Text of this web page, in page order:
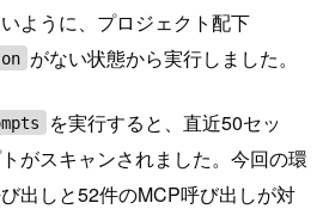
ように、プロジェクト配下
がない状態から実行しました。
を実行すると、直近50セッ
がスキャンされました。今回の環
出しと52件のMCP呼び出しが対